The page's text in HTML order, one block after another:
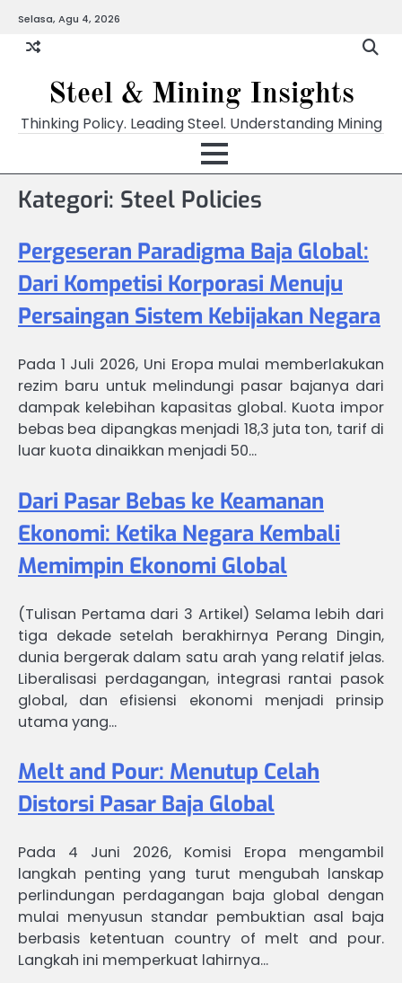
content
Selasa, Agu 4, 2026
Steel & Mining Insights
Thinking Policy. Leading Steel. Understanding Mining
Kategori: Steel Policies
Pergeseran Paradigma Baja Global:
Dari Kompetisi Korporasi Menuju
Persaingan Sistem Kebijakan Negara
Pada 1 Juli 2026, Uni Eropa mulai memberlakukan
rezim baru untuk melindungi pasar bajanya dari
dampak kelebihan kapasitas global. Kuota impor
bebas bea dipangkas menjadi 18,3 juta ton, tarif di
luar kuota dinaikkan menjadi 50…
Dari Pasar Bebas ke Keamanan
Ekonomi: Ketika Negara Kembali
Memimpin Ekonomi Global
(Tulisan Pertama dari 3 Artikel) Selama lebih dari
tiga dekade setelah berakhirnya Perang Dingin,
dunia bergerak dalam satu arah yang relatif jelas.
Liberalisasi perdagangan, integrasi rantai pasok
global, dan efisiensi ekonomi menjadi prinsip
utama yang…
Melt and Pour: Menutup Celah
Distorsi Pasar Baja Global
Pada 4 Juni 2026, Komisi Eropa mengambil
langkah penting yang turut mengubah lanskap
perlindungan perdagangan baja global dengan
mulai menyusun standar pembuktian asal baja
berbasis ketentuan country of melt and pour.
Langkah ini memperkuat lahirnya…